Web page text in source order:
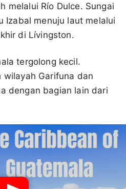
melalui Río Dulce. Sungai
Izabal menuju laut melalui
di Lívingston.
tergolong kecil.
wilayah Garifuna dan
dengan bagian lain dari